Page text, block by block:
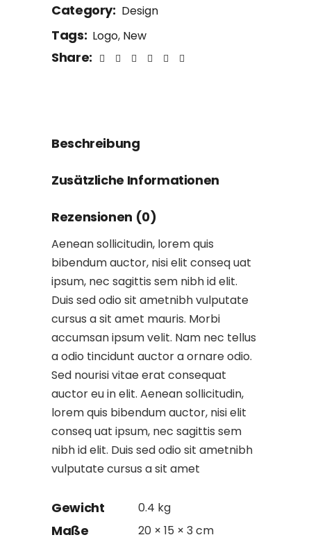
Category: Design
Tags: Logo, New
Share:
Beschreibung
Zusätzliche Informationen
Rezensionen (0)
Aenean sollicitudin, lorem quis
bibendum auctor, nisi elit conseq uat
ipsum, nec sagittis sem nibh id elit.
Duis sed odio sit ametnibh vulputate
cursus a sit amet mauris. Morbi
accumsan ipsum velit. Nam nec tellus
a odio tincidunt auctor a ornare odio.
Sed nourisi vitae erat consequat
auctor eu in elit. Aenean sollicitudin,
lorem quis bibendum auctor, nisi elit
conseq uat ipsum, nec sagittis sem
nibh id elit. Duis sed odio sit ametnibh
vulputate cursus a sit amet
Gewicht 0.4 kg
Maße 20 × 15 × 3 cm